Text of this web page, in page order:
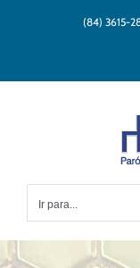
(84) 3615-
Ir para...